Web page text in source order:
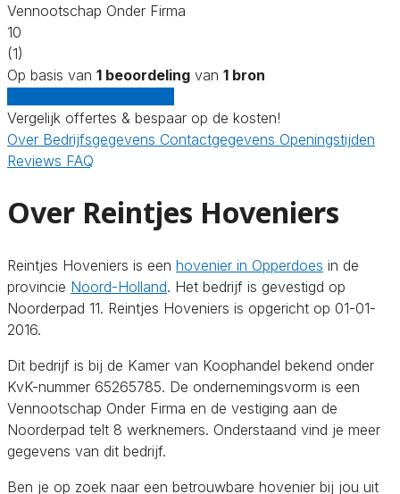
Vennootschap Onder Firma
10
(1)
Op basis van 1 beoordeling van 1 bron
Vergelijk offertes & bespaar op de kosten!
Over Bedrijfsgegevens Contactgegevens Openingstijden
Reviews FAQ
Over Reintjes Hoveniers
Reintjes Hoveniers is een hovenier in Opperdoes in de
provincie Noord-Holland. Het bedrijf is gevestigd op
Noorderpad 11. Reintjes Hoveniers is opgericht op 01-01-
2016.
Dit bedrijf is bij de Kamer van Koophandel bekend onder
KvK-nummer 65265785. De ondernemingsvorm is een
Vennootschap Onder Firma en de vestiging aan de
Noorderpad telt 8 werknemers. Onderstaand vind je meer
gegevens van dit bedrijf.
Ben je op zoek naar een betrouwbare hovenier bij jou uit